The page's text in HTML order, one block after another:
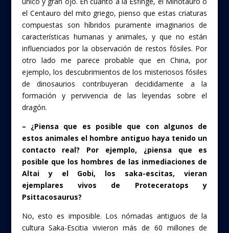
el Centauro del mito griego, pienso que estas criaturas
compuestas son híbridos puramente imaginarios de
características humanas y animales, y que no están
influenciados por la observación de restos fósiles. Por
otro lado me parece probable que en China, por
ejemplo, los descubrimientos de los misteriosos fósiles
de dinosaurios contribuyeran decididamente a la
formación y pervivencia de las leyendas sobre el
dragón.
– ¿Piensa que es posible que con algunos de
estos animales el hombre antiguo haya tenido un
contacto real? Por ejemplo, ¿piensa que es
posible que los hombres de las inmediaciones de
Altai y el Gobi, los saka-escitas, vieran
ejemplares vivos de Proteceratops y
Psittacosaurus?
No, esto es imposible. Los nómadas antiguos de la
cultura Saka-Escitia vivieron más de 60 millones de